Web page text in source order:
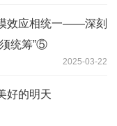
效应相统一——深刻
统筹”⑤
2025-03-22
好的明天